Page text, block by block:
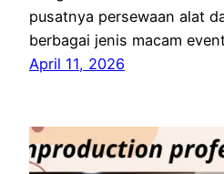
pusatnya persewaan alat
berbagai jenis macam
April 11, 2026